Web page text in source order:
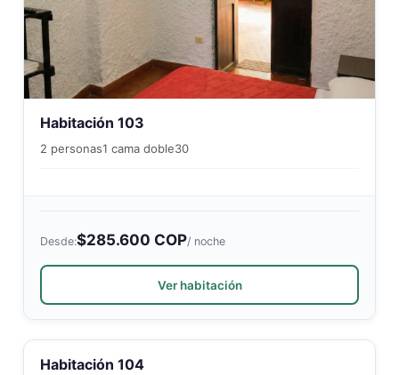
Habitación 103
2 personas1 cama doble30
Desde:$285.600 COP/ noche
Ver habitación
Habitación 104